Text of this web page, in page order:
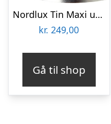
Nordlux Tin Maxi udendørs væglampe, aluminium
kr. 249,00
Gå til shop